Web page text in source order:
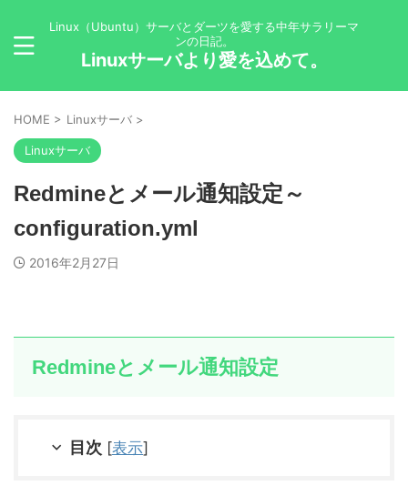
Linux（Ubuntu）サーバとダーツを愛する中年サラリーマ
ンの日記。
Linuxサーバより愛を込めて。
HOME > Linuxサーバ >
Linuxサーバ
Redmineとメール通知設定～
configuration.yml
2016年2月27日
Redmineとメール通知設定
目次 [表示]